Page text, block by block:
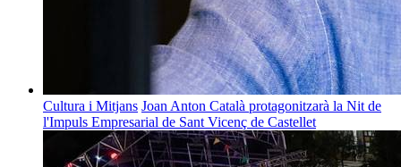
Cultura i Mitjans Joan Anton Català protagonitzarà la Nit de
l'Impuls Empresarial de Sant Vicenç de Castellet